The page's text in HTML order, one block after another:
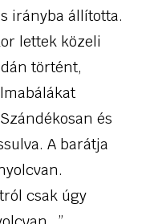
irányba állította.
lettek közeli
történt,
és
A barátja
csak úgy